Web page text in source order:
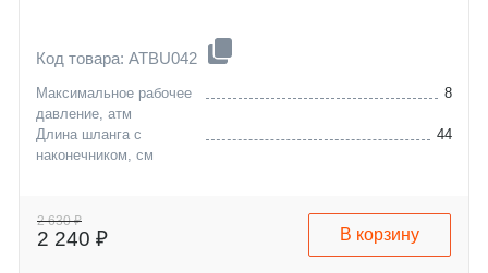
Код товара: ATBU042
Максимальное рабочее
давление, атм
8
Длина шланга с
наконечником, см
44
2 630 ₽
2 240 ₽ В корзину